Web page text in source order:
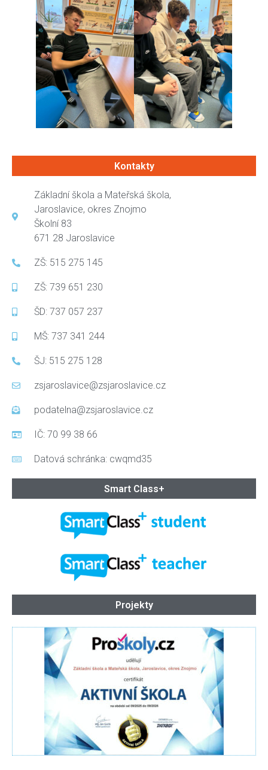
Kontakty
Základní škola a Mateřská škola,
Jaroslavice, okres Znojmo
Školní 83
671 28 Jaroslavice
ZŠ: 515 275 145
ZŠ: 739 651 230
ŠD: 737 057 237
MŠ: 737 341 244
ŠJ: 515 275 128
zsjaroslavice@zsjaroslavice.cz
podatelna@zsjaroslavice.cz
IČ: 70 99 38 66
Datová schránka: cwqmd35
Smart Class+
Projekty